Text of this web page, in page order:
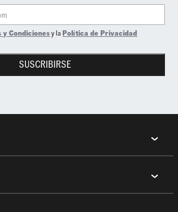
SUSCRIBIRSE
y Condicionesy laPolítica de Privacidad